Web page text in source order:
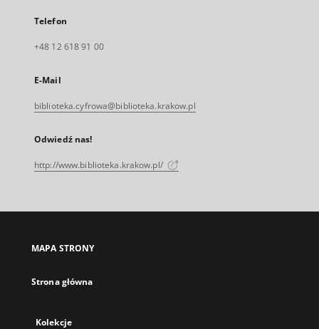
Telefon
+48 12 618 91 00
E-Mail
biblioteka.cyfrowa@biblioteka.krakow.pl
Odwiedź nas!
http://www.biblioteka.krakow.pl/
MAPA STRONY
Strona główna
Kolekcje